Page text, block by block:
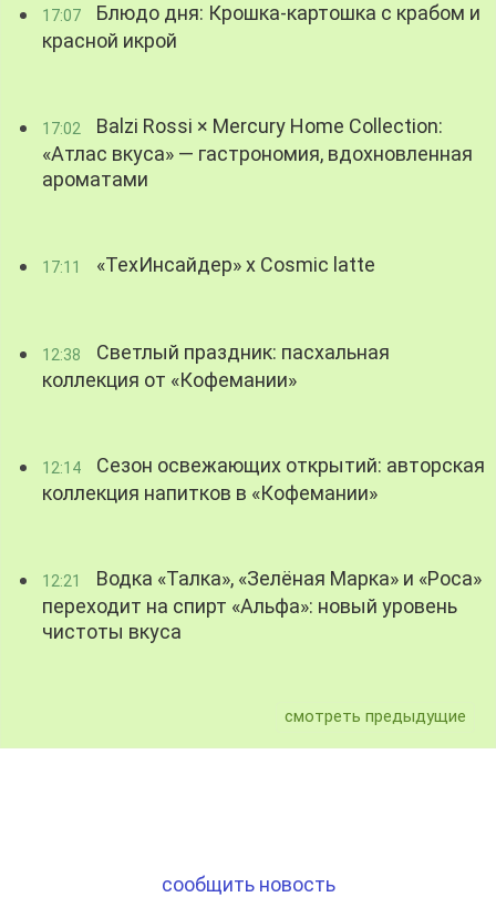
17:07
Блюдо дня: Крошка-картошка с крабом и
красной икрой
17:02
Balzi Rossi × Mercury Home Collection:
«Атлас вкуса» — гастрономия, вдохновленная
ароматами
17:11 «ТехИнсайдер» х Cosmic latte
12:38
Светлый праздник: пасхальная
коллекция от «Кофемании»
12:14
Сезон освежающих открытий: авторская
коллекция напитков в «Кофемании»
12:21
Водка «Талка», «Зелёная Марка» и «Роса»
переходит на спирт «Альфа»: новый уровень
чистоты вкуса
смотреть предыдущие
сообщить новость